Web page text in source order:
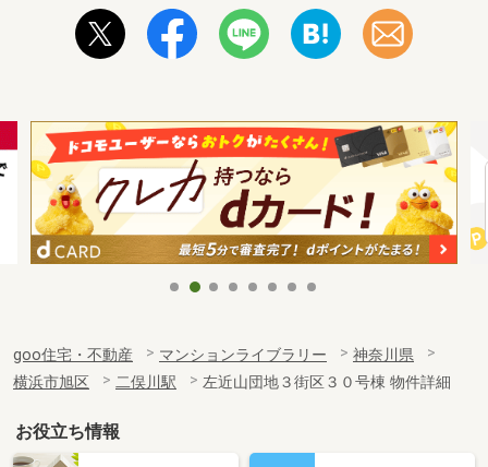
goo住宅・不動産 マンションライブラリー
神奈川県
横浜市旭区
二俣川駅 左近山団地３街区３０号棟 物件詳細
お役立ち情報